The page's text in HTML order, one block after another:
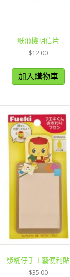
紙飛機明信片
$12.00
加入購物車
漿糊仔手工藝便利貼
$35.00